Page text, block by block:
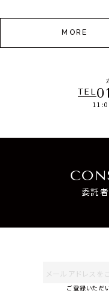
MORE
TEL
委託
ご登録いただ